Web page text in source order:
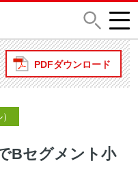
PDFダウンロード
Bセグメント小